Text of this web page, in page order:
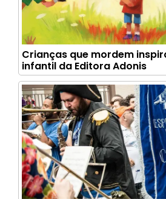
Crianças que mordem
infantil da Editora Adonis